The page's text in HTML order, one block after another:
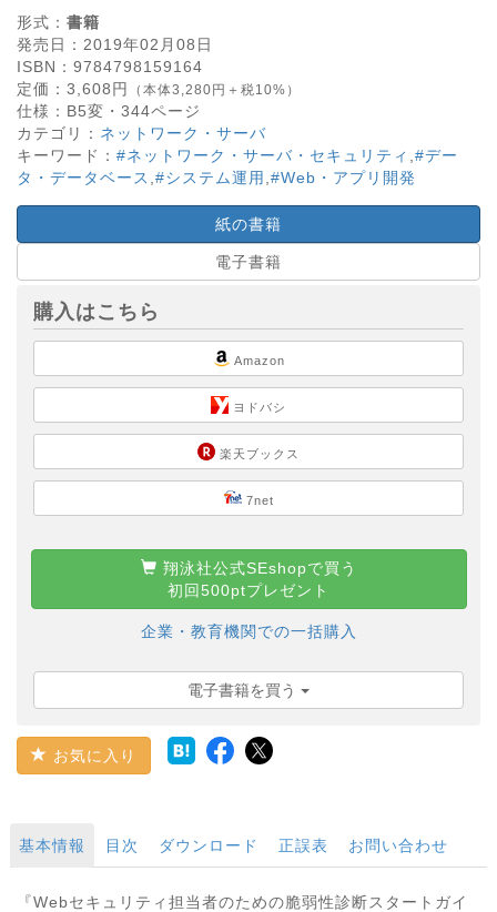
形式： 書籍
発売日： 2019年02月08日
ISBN： 9784798159164
定価： 3,608 円 （本体3,280円＋税10%）
仕様： B5変・ 344ページ
カテゴリ： ネットワーク・サーバ
キーワード： #ネットワーク・サーバ・セキュリティ #デー
タ・データベース #システム運用 #Web・アプリ開発
紙の書籍
電子書籍
購入はこちら
Amazon
ヨドバシ
楽天ブックス
7net
翔泳社公式SEshopで買う
初回500ptプレゼント
企業・教育機関での一括購入
電子書籍を買う
お気に入り
基本情報 目次 ダウンロード 正誤表 お問い合わせ
『Webセキュリティ担当者のための脆弱性診断スタートガイ